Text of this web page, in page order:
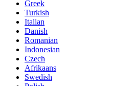
Greek
Turkish
Italian
Danish
Romanian
Indonesian
Czech
Afrikaans
Swedish